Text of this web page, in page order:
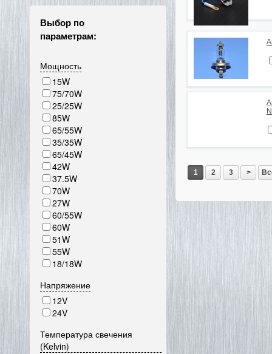
Выбор по
параметрам:
Мощность
15W
75/70W
25/25W
85W
65/55W
35/35W
65/45W
42W
37.5W
70W
27W
60/55W
60W
51W
55W
18/18W
Напряжение
12V
24V
Температура свечения
(Kelvin)
1 2 3 >